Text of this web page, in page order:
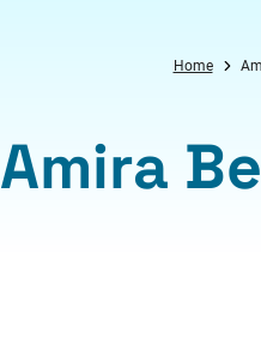
Home
Amira